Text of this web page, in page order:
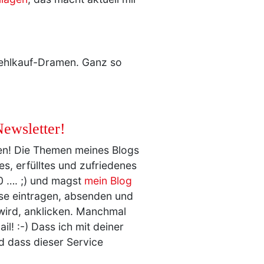
Dramen. Ganz so
Die Themen meines Blogs
erfülltes und zufriedenes
…. ;) und magst mein Blog
eintragen, absenden und
anklicken. Manchmal
:-) Dass ich mit deiner
dass dieser Service